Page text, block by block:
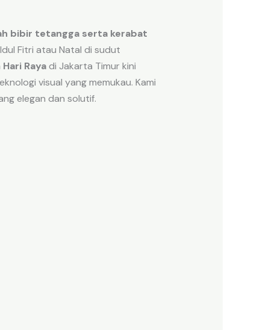
bibir tetangga serta kerabat
Fitri atau Natal di sudut
Hari Rayadi Jakarta Timur kini
visual yang memukau. Kami
elegan dan solutif.